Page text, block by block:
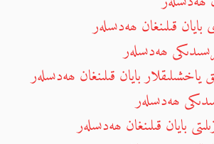
قىلىنغان ھەدىسلەر
ھەدىسلەر
ياخشىلىقلار بايان قىلىنغان ھەدىسلەر
ھەدىسلەر
بايان قىلىنغان ھەدىسلەر